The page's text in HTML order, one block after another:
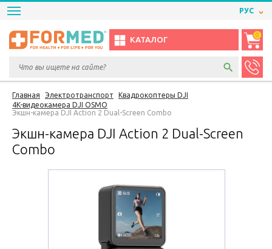
РУС
КАТАЛОГ
0
Главная Электротранспорт
Квадрокоптеры DJI
4K-видеокамера DJI OSMO
Экшн-камера DJI Action 2 Dual-Screen Combo
Экшн-камера DJI Action 2 Dual-Screen
Combo